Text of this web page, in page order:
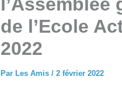
de l’Ecole
2022
Par Les Amis / 2 février 2022